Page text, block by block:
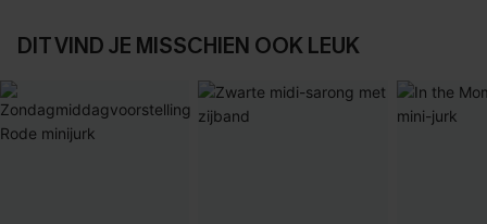
DIT VIND JE MISSCHIEN OOK LEUK